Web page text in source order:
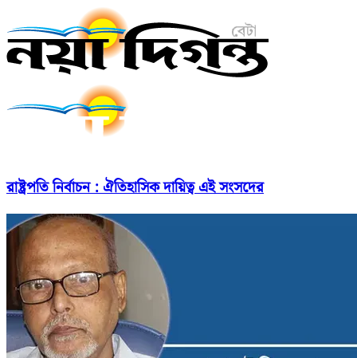
রাষ্ট্রপতি নির্বাচন : ঐতিহাসিক দায়িত্ব এই সংসদের